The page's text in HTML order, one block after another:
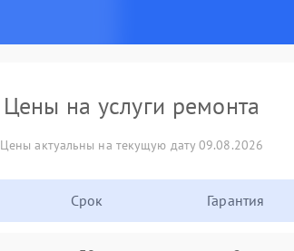
Цены на услуги ремонта
Цены актуальны на текущую дату 09.08.2026
Срок Гарантия